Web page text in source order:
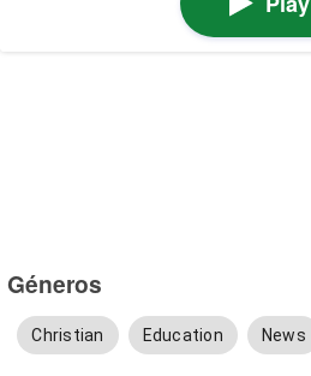
Géneros
Christian Education News